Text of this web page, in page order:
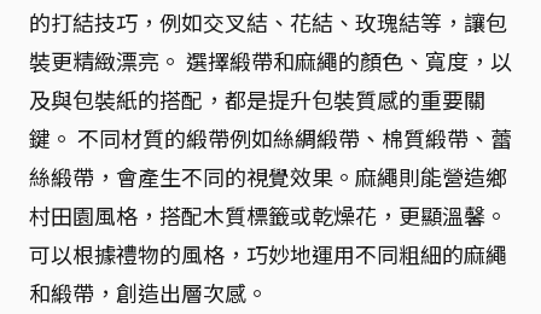
的打結技巧，例如交叉結、花結、玫瑰結等，讓包
裝更精緻漂亮。 選擇緞帶和麻繩的顏色、寬度，以
及與包裝紙的搭配，都是提升包裝質感的重要關
鍵。 不同材質的緞帶例如絲綢緞帶、棉質緞帶、蕾
絲緞帶，會產生不同的視覺效果。麻繩則能營造鄉
村田園風格，搭配木質標籤或乾燥花，更顯溫馨。
可以根據禮物的風格，巧妙地運用不同粗細的麻繩
和緞帶，創造出層次感。